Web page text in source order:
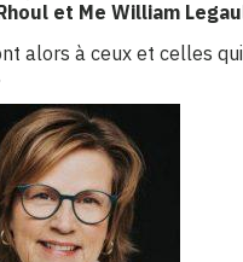
et Me William
alors à ceux et celles